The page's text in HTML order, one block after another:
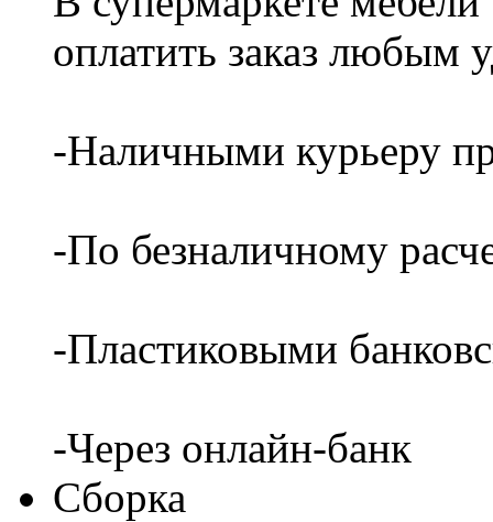
оплатить заказ любым
-Наличными курьеру
-По безналичному
-Пластиковыми
-Через онлайн-банк
Сборка